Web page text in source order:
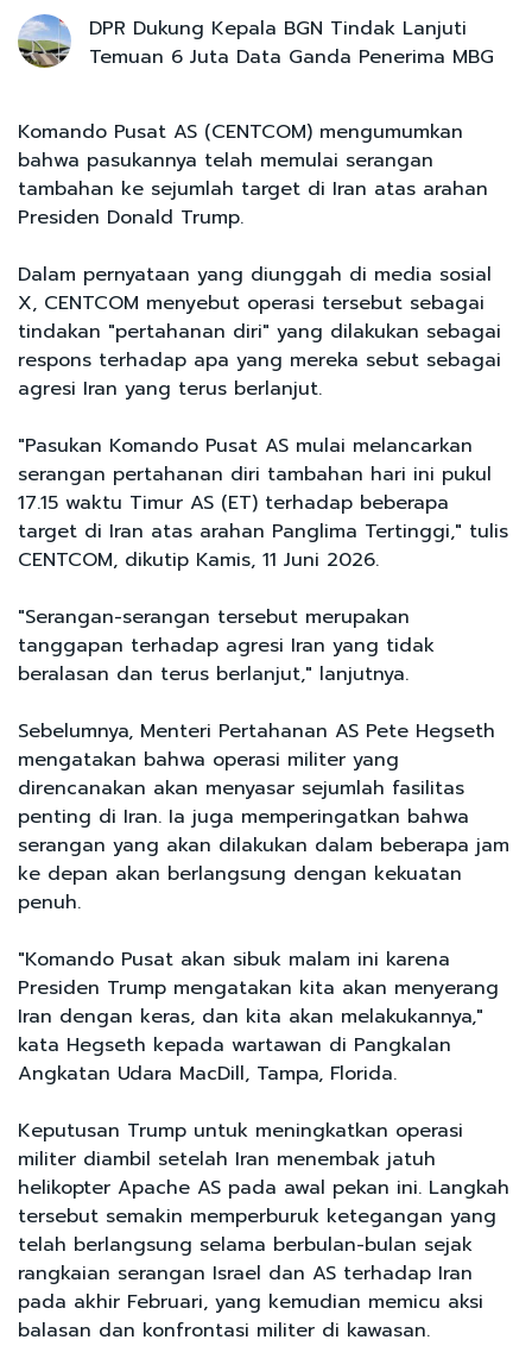
DPR Dukung Kepala BGN Tindak Lanjuti
Temuan 6 Juta Data Ganda Penerima MBG
Komando Pusat AS (CENTCOM) mengumumkan
bahwa pasukannya telah memulai serangan
tambahan ke sejumlah target di Iran atas arahan
Presiden Donald Trump.
Dalam pernyataan yang diunggah di media sosial
X, CENTCOM menyebut operasi tersebut sebagai
tindakan "pertahanan diri" yang dilakukan sebagai
respons terhadap apa yang mereka sebut sebagai
agresi Iran yang terus berlanjut.
"Pasukan Komando Pusat AS mulai melancarkan
serangan pertahanan diri tambahan hari ini pukul
17.15 waktu Timur AS (ET) terhadap beberapa
target di Iran atas arahan Panglima Tertinggi," tulis
CENTCOM, dikutip Kamis, 11 Juni 2026.
"Serangan-serangan tersebut merupakan
tanggapan terhadap agresi Iran yang tidak
beralasan dan terus berlanjut," lanjutnya.
Sebelumnya, Menteri Pertahanan AS Pete Hegseth
mengatakan bahwa operasi militer yang
direncanakan akan menyasar sejumlah fasilitas
penting di Iran. Ia juga memperingatkan bahwa
serangan yang akan dilakukan dalam beberapa jam
ke depan akan berlangsung dengan kekuatan
penuh.
"Komando Pusat akan sibuk malam ini karena
Presiden Trump mengatakan kita akan menyerang
Iran dengan keras, dan kita akan melakukannya,"
kata Hegseth kepada wartawan di Pangkalan
Angkatan Udara MacDill, Tampa, Florida.
Keputusan Trump untuk meningkatkan operasi
militer diambil setelah Iran menembak jatuh
helikopter Apache AS pada awal pekan ini. Langkah
tersebut semakin memperburuk ketegangan yang
telah berlangsung selama berbulan-bulan sejak
rangkaian serangan Israel dan AS terhadap Iran
pada akhir Februari, yang kemudian memicu aksi
balasan dan konfrontasi militer di kawasan.